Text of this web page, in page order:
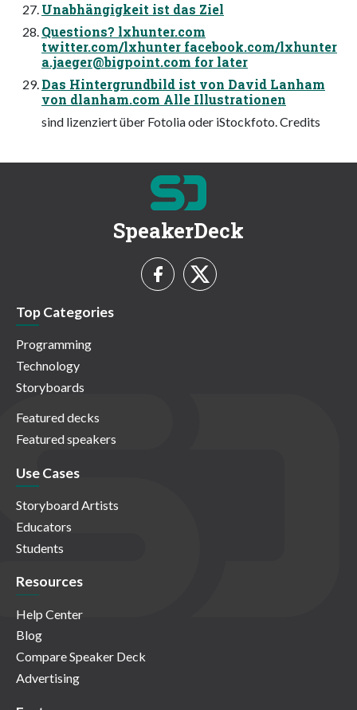
Unabhängigkeit ist das Ziel
Questions? lxhunter.com
twitter.com/lxhunter facebook.com/lxhunter
a.jaeger@bigpoint.com for later
Das Hintergrundbild ist von David Lanham
von dlanham.com Alle Illustrationen
sind lizenziert über Fotolia oder iStockfoto. Credits
SpeakerDeck
Top Categories
Programming
Technology
Storyboards
Featured decks
Featured speakers
Use Cases
Storyboard Artists
Educators
Students
Resources
Help Center
Blog
Compare Speaker Deck
Advertising